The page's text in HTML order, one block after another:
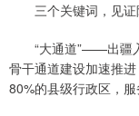
三个关键词，见证
“大通道”——出疆入
骨干通道建设加速推
80%的县级行政区，服